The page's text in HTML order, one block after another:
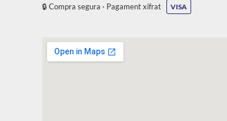
🔒 Compra segura · Pagament xifrat
VISA